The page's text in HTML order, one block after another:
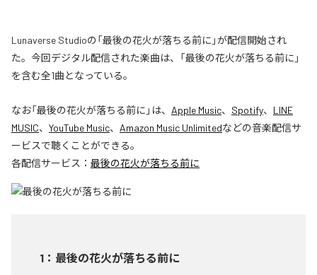
Lunaverse Studioの「最後の花火が落ちる前に」が配信開始され
た。今回デジタル配信された楽曲は、「最後の花火が落ちる前に」
を含む全1曲となっている。
なお「最後の花火が落ちる前に 」は、 Apple Music、 Spotify、 LINE
MUSIC、 YouTube Music、 Amazon Music Unlimitedなどの音楽配信サ
ービスで聴くことができる。
各配信サービス： 最後の花火が落ちる前に
1 ： 最後の花火が落ちる前に